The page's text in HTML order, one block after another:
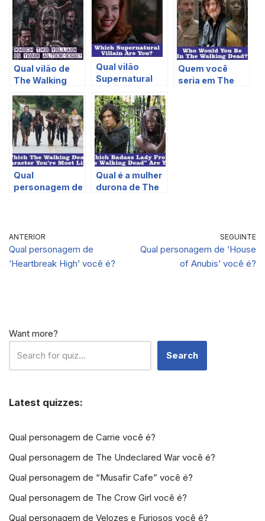
Qual vilão de
The Walking
alter ego?
Qual vilão
Supernatural
Quem você
seria em The
Qual
personagem de
Qual é a mulher
durona de The
ANTERIOR
Qual personagem de
‘Heartbreak High’ você é?
SEGUINTE
Qual personagem de ‘House
of Anubis’ você é?
Want more?
Search
Latest quizzes:
Qual personagem de Carrie você é?
Qual personagem de The Undeclared War você é?
Qual personagem de “Musafir Cafe” você é?
Qual personagem de The Crow Girl você é?
Qual personagem de Velozes e Furiosos você é?